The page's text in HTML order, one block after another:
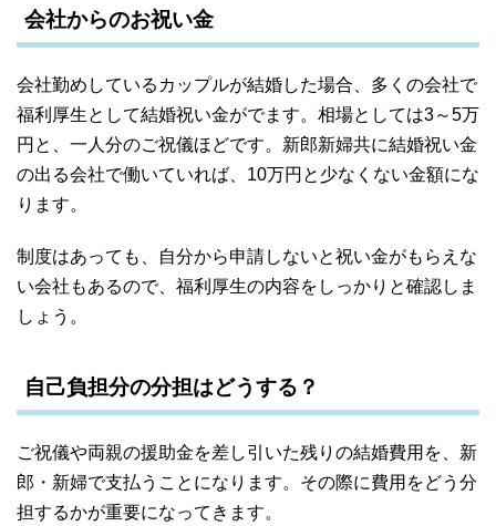
会社からのお祝い金
会社勤めしているカップルが結婚した場合、多くの会社で
福利厚生として結婚祝い金がでます。相場としては3～5万
円と、一人分のご祝儀ほどです。新郎新婦共に結婚祝い金
の出る会社で働いていれば、10万円と少なくない金額にな
ります。
制度はあっても、自分から申請しないと祝い金がもらえな
い会社もあるので、福利厚生の内容をしっかりと確認しま
しょう。
自己負担分の分担はどうする？
ご祝儀や両親の援助金を差し引いた残りの結婚費用を、新
郎・新婦で支払うことになります。その際に費用をどう分
担するかが重要になってきます。